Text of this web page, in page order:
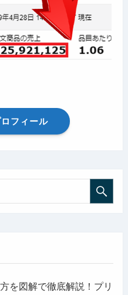
フィール
を図解で徹底解説！プリ